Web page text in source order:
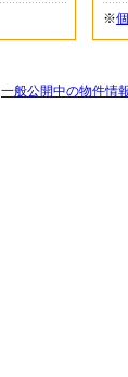
※
一般公開中の物件情